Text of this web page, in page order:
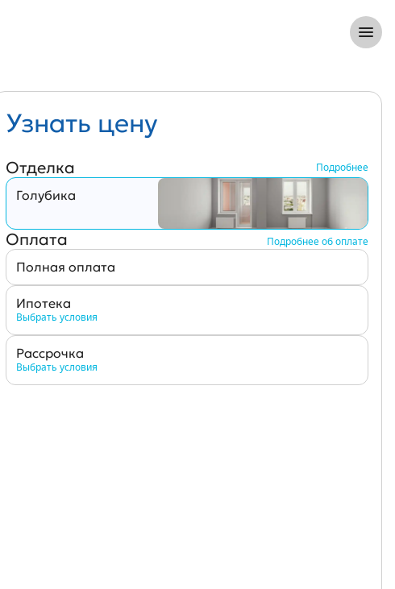
Узнать цену
Отделка Подробнее
Голубика
Оплата Подробнее об оплате
Полная оплата
Ипотека
Выбрать условия
Рассрочка
Выбрать условия